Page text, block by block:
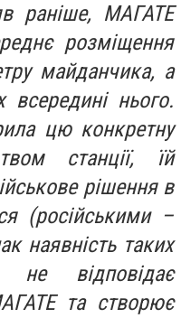
раніше, МАГАТЕ
розміщення
майданчика, а
нього.
цю конкретну
станції, їй
рішення в
(російськими –
наявність таких
не відповідає
та створює